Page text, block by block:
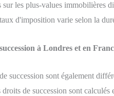
sur les plus-values immobilières
d'imposition varie selon la
à Londres et en
succession sont également
droits de succession sont